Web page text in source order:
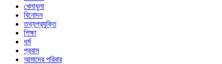
খেলাধুলা
বিনোদন
তথ্যপ্রযুক্তি
শিক্ষা
ধর্ম
প্রবাস
আমাদের পরিবার